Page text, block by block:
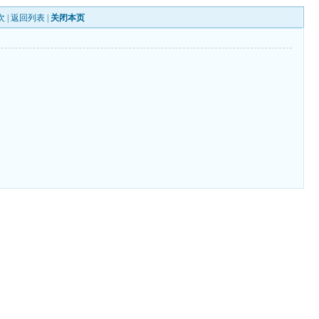
|返回列表 关闭本页